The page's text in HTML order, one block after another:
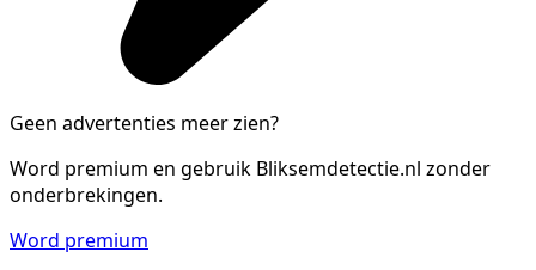
Geen advertenties meer zien?
Word premium en gebruik Bliksemdetectie.nl zonder
onderbrekingen.
Word premium